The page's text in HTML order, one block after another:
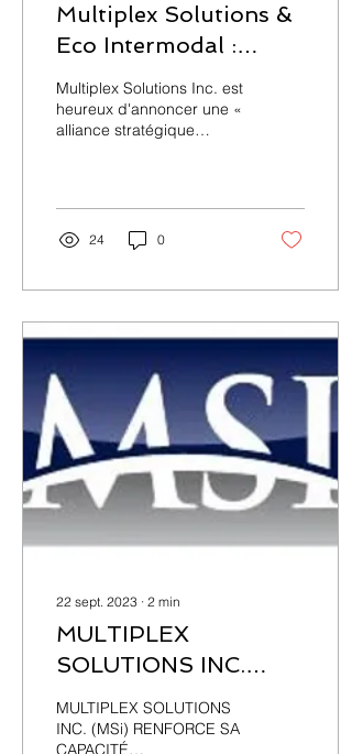
Multiplex Solutions &
Eco Intermodal :
Pionniers de la
Logistique Durable au
Québec & en Ontario
Multiplex Solutions Inc. est
heureux d'annoncer une «
alliance stratégique
24 0
22 sept. 2023 ∙ 2 min
MULTIPLEX
SOLUTIONS INC.
RENFORCE SA
CAPACITÉ
MULTIPLEX SOLUTIONS
INC. (MSi) RENFORCE SA
CAPACITÉ